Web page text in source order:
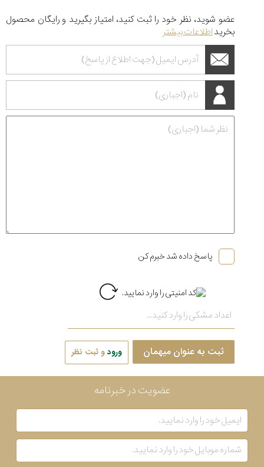
عضو شوید، نظر خود را ثبت کنید، امتیاز بگیرید و رایگان محصول
بخریداطلاعات بیشتر
پاسخ داده شد خبرم کن
ثبت به عنوان میهمان ورودو ثبت نظر
عضویت در خبرنامه